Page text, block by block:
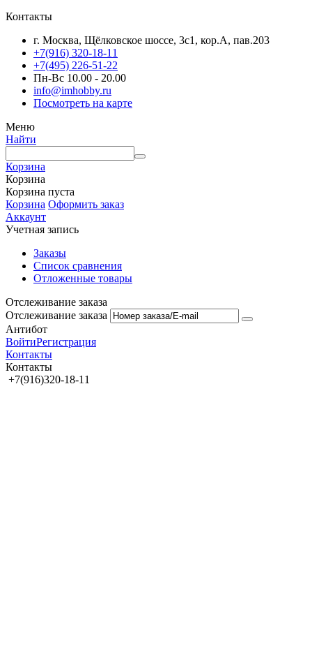
Контакты
г. Москва, Щёлковское шоссе, 3с1, кор.А, пав.203
+7(916) 320-18-11
+7(495) 226-51-22
Пн-Вс 10.00 - 20.00
info@imhobby.ru
Посмотреть на карте
Меню
Найти
Корзина
Корзина
Корзина пуста
Корзина Оформить заказ
Аккаунт
Учетная запись
Заказы
Список сравнения
Отложенные товары
Отслеживание заказа
Отслеживание заказа
Антибот
ВойтиРегистрация
Контакты
Контакты
+7(916)320-18-11